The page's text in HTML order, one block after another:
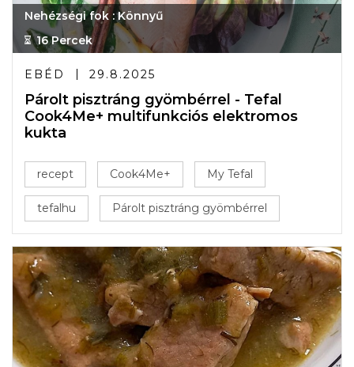
Nehézségi fok : Könnyű
16 Percek
EBÉD 29.8.2025
Párolt pisztráng gyömbérrel - Tefal
Cook4Me+ multifunkciós elektromos
kukta
recept Cook4Me+ My Tefal
tefalhu Párolt pisztráng gyömbérrel